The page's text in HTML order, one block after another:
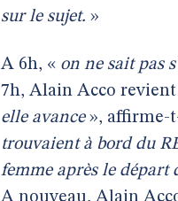
sur le sujet. »
A 6h, « on ne sait pas
7h, Alain Acco
elle avance», affirme-
trouvaient à bord du
femme après le départ
A nouveau, Alain